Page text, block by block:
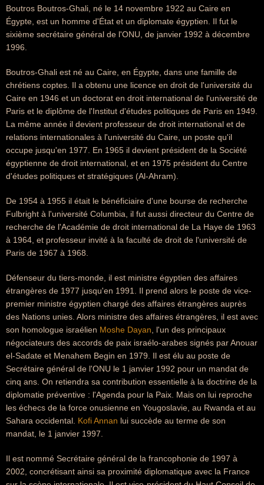
Boutros Boutros-Ghali, né le 14 novembre 1922 au Caire en
Égypte, est un homme d'État et un diplomate égyptien. Il fut le
sixième secrétaire général de l'ONU, de janvier 1992 à décembre
1996.
Boutros-Ghali est né au Caire, en Égypte, dans une famille de
chrétiens coptes. Il a obtenu une licence en droit de l'université du
Caire en 1946 et un doctorat en droit international de l'université de
Paris et le diplôme de l'Institut d'études politiques de Paris en 1949.
La même année il devient professeur de droit international et de
relations internationales à l'université du Caire, un poste qu'il
occupe jusqu'en 1977. En 1965 il devient président de la Société
égyptienne de droit international, et en 1975 président du Centre
d'études politiques et stratégiques (Al-Ahram).
De 1954 à 1955 il était le bénéficiaire d'une bourse de recherche
Fulbright à l'université Columbia, il fut aussi directeur du Centre de
recherche de l'Académie de droit international de La Haye de 1963
à 1964, et professeur invité à la faculté de droit de l'université de
Paris de 1967 à 1968.
Défenseur du tiers-monde, il est ministre égyptien des affaires
étrangères de 1977 jusqu'en 1991. Il prend alors le poste de vice-
premier ministre égyptien chargé des affaires étrangères auprès
des Nations unies. Alors ministre des affaires étrangères, il est avec
son homologue israélien Moshe Dayan , l'un des principaux
négociateurs des accords de paix israélo-arabes signés par Anouar
el-Sadate et Menahem Begin en 1979. Il est élu au poste de
Secrétaire général de l'ONU le 1 janvier 1992 pour un mandat de
cinq ans. On retiendra sa contribution essentielle à la doctrine de la
diplomatie préventive : l'Agenda pour la Paix. Mais on lui reproche
les échecs de la force onusienne en Yougoslavie, au Rwanda et au
Sahara occidental. Kofi Annan lui succède au terme de son
mandat, le 1 janvier 1997.
Il est nommé Secrétaire général de la francophonie de 1997 à
2002, concrétisant ainsi sa proximité diplomatique avec la France